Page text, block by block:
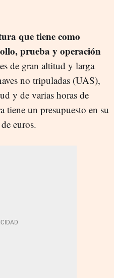
que tiene como
prueba y operación
de gran altitud y larga
no tripuladas (UAS),
y de varias horas de
un presupuesto en su
euros.